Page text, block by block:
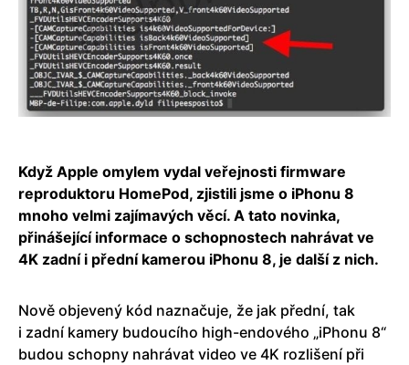
Když Apple omylem vydal veřejnosti firmware
reproduktoru HomePod, zjistili jsme o iPhonu 8
mnoho velmi zajímavých věcí. A tato novinka,
přinášející informace o schopnostech nahrávat ve
4K zadní i přední kamerou iPhonu 8, je další z nich.
Nově objevený kód naznačuje, že jak přední, tak
i zadní kamery budoucího high-endového „iPhonu 8“
budou schopny nahrávat video ve 4K rozlišení při